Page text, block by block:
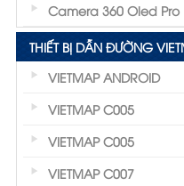
Camera 360 Oled Pro
THIẾT BỊ DẪN ĐƯỜNG
VIETMAP ANDROID
VIETMAP C005
VIETMAP C005
VIETMAP C007